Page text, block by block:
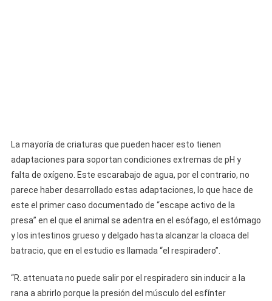
La mayoría de criaturas que pueden hacer esto tienen
adaptaciones para soportan condiciones extremas de pH y
falta de oxígeno. Este escarabajo de agua, por el contrario, no
parece haber desarrollado estas adaptaciones, lo que hace de
este el primer caso documentado de “escape activo de la
presa” en el que el animal se adentra en el esófago, el estómago
y los intestinos grueso y delgado hasta alcanzar la cloaca del
batracio, que en el estudio es llamada “el respiradero”.
“R. attenuata no puede salir por el respiradero sin inducir a la
rana a abrirlo porque la presión del músculo del esfínter